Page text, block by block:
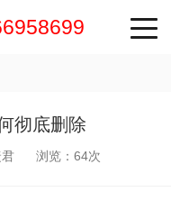
彻底删除
君 浏览： 64次